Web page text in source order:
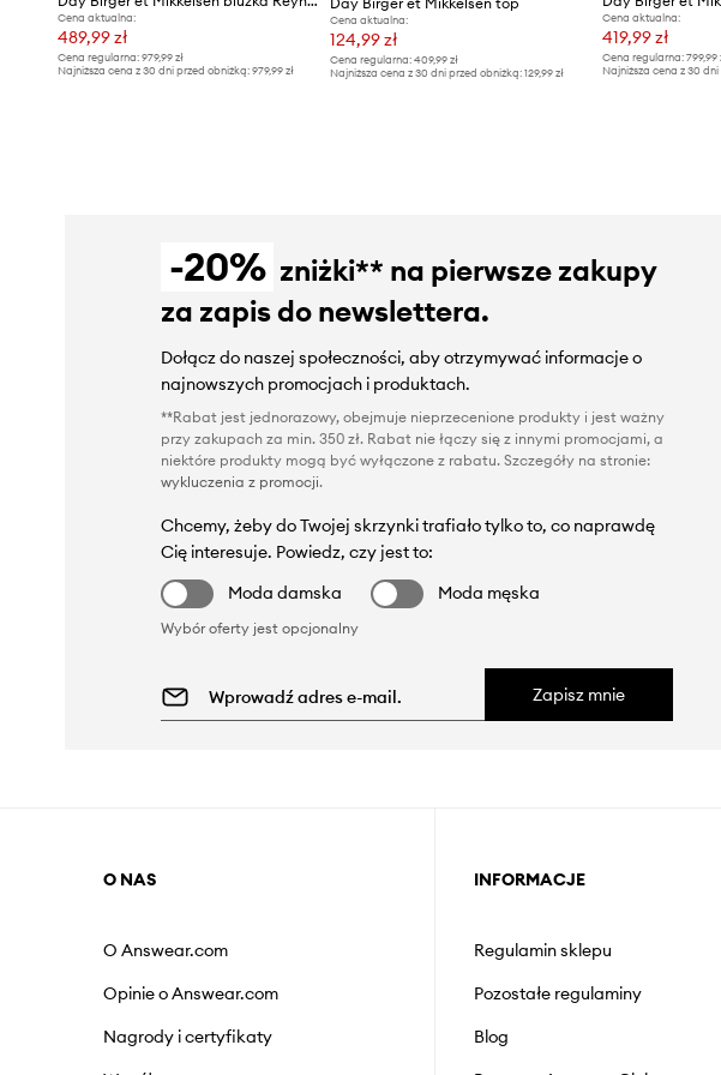
Cena aktualna:
489,99 zł
Cena regularna: 979,99 zł
Najniższa cena z 30 dni przed obniżką: 979,99 zł
Cena aktualna:
124,99 zł
Cena regularna:409,99 zł
Najniższa cena z 30 dni przed obniżką:129,99 zł
Cena aktualna:
419,99 zł
Cena regularna: 799,99
Najniższa cena z 30
-20% zniżki** na pierwsze zakupy
za zapis do newslettera.
Dołącz do naszej społeczności, aby otrzymywać informacje o
najnowszych promocjach i produktach.
**Rabat jest jednorazowy, obejmuje nieprzecenione produkty i jest ważny
przy zakupach za min. 350 zł. Rabat nie łączy się z innymi promocjami, a
niektóre produkty mogą być wyłączone z rabatu. Szczegóły na stronie:
wykluczenia z promocji.
Chcemy, żeby do Twojej skrzynki trafiało tylko to, co naprawdę
Cię interesuje. Powiedz, czy jest to:
Moda damska
Moda męska
Wybór oferty jest opcjonalny
Zapisz mnie
O NAS
O Answear.com
Opinie o Answear.com
Nagrody i certyfikaty
INFORMACJE
Regulamin sklepu
Pozostałe regulaminy
Blog